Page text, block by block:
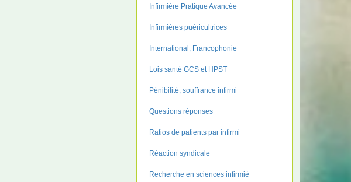
Infirmière Pratique Avancée
Infirmières puéricultrices
International, Francophonie
Lois santé GCS et HPST
Pénibilité, souffrance infirmi
Questions réponses
Ratios de patients par infirmi
Réaction syndicale
Recherche en sciences infirmiè